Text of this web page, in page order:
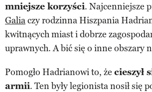
mniejsze korzyści. Najcenniejsze
Galiaczy rodzinna Hiszpania
kwitnących miast i dobrze
uprawnych. A bić się o inne obszary
Pomogło Hadrianowi to, że cieszył
armii. Ten były legionista nosił się